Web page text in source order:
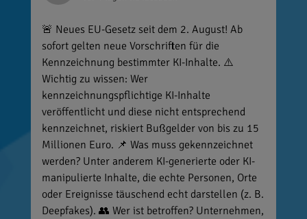
🚨 Neues EU-Gesetz seit dem 2. August! Ab
sofort gelten neue Vorschriften für die
Kennzeichnung bestimmter KI-Inhalte. ⚠️
Wichtig zu wissen: Wer
kennzeichnungspflichtige KI-Inhalte
veröffentlicht und diese nicht entsprechend
kennzeichnet, riskiert Bußgelder von bis zu 15
Millionen Euro. 📌 Was muss gekennzeichnet
werden? Unter anderem KI-generierte oder KI-
manipulierte Inhalte, die echte Personen, Orte
oder Ereignisse täuschend echt darstellen (z. B.
Deepfakes). 👥 Wer ist betroffen? Unternehmen,